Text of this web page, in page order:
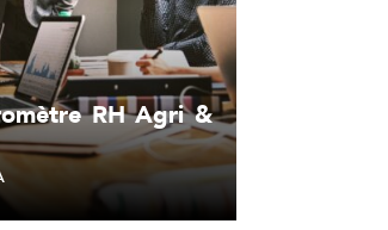
RH Agri &